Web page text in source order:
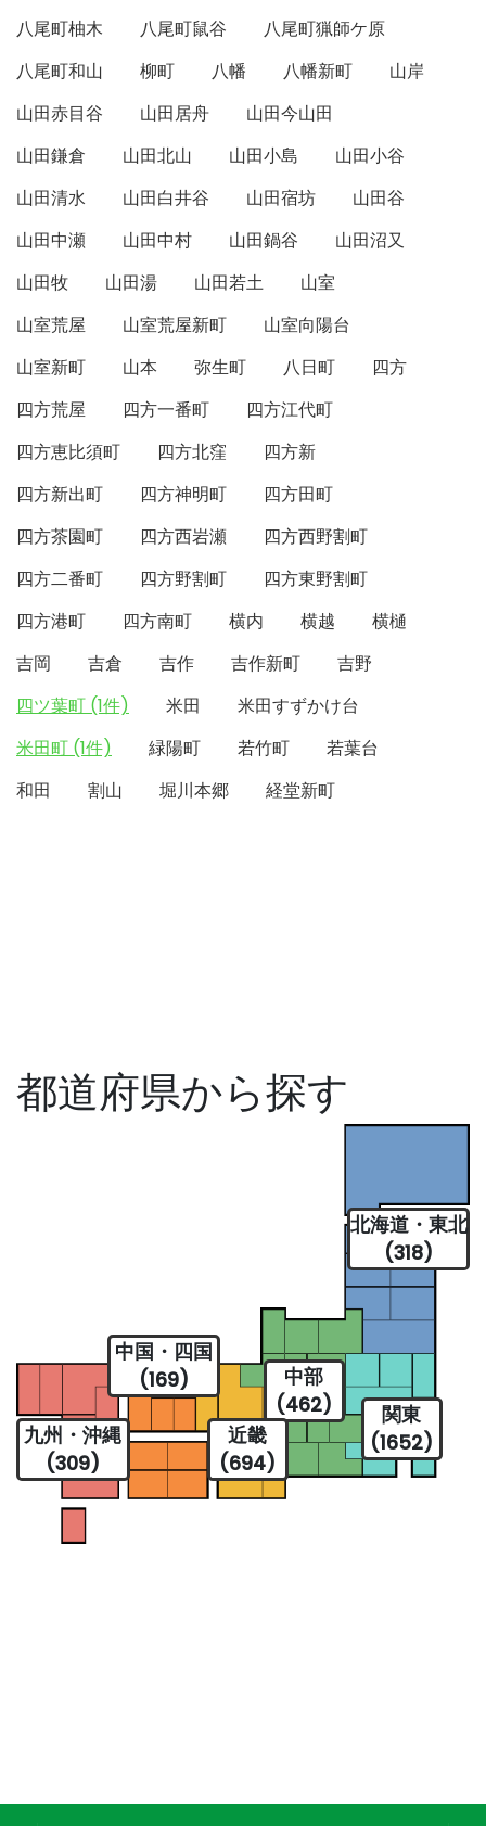
八尾町柚木
八尾町鼠谷
八尾町猟師ケ原
八尾町和山
柳町 八幡 八幡新町
山岸
山田赤目谷
山田居舟
山田今山田
山田鎌倉
山田北山 山田小島
山田小谷
山田清水
山田白井谷 山田宿坊
山田谷
山田中瀬
山田中村 山田鍋谷
山田沼又
山田牧
山田湯 山田若土
山室
山室荒屋
山室荒屋新町
山室向陽台
山室新町
山本 弥生町 八日町
四方
四方荒屋
四方一番町
四方江代町
四方恵比須町
四方北窪
四方新
四方新出町
四方神明町
四方田町
四方茶園町
四方西岩瀬
四方西野割町
四方二番町
四方野割町
四方東野割町
四方港町
四方南町 横内 横越
横樋
吉岡
吉倉 吉作 吉作新町
吉野
四ツ葉町 (1件)
米田
米田すずかけ台
米田町 (1件)
緑陽町 若竹町
若葉台
和田
割山 堀川本郷 経堂新町
都道府県から探す
北海道・東北
(318)
関東
(1652)
中部
(462)
近畿
(694)
中国・四国
(169)
九州・沖縄
(309)